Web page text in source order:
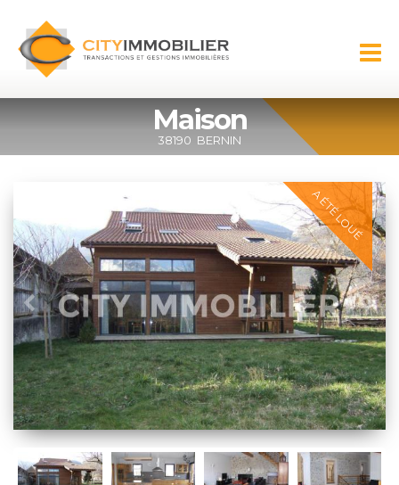
principal
CITY
IMMOBILIER
Maison
BERNIN
38190
A ÉTÉ LOUÉ